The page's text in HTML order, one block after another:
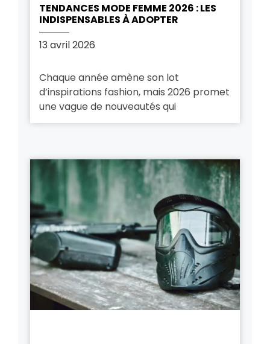
TENDANCES MODE FEMME 2026 : LES
INDISPENSABLES À ADOPTER
13 avril 2026
Chaque année amène son lot
d’inspirations fashion, mais 2026 promet
une vague de nouveautés qui